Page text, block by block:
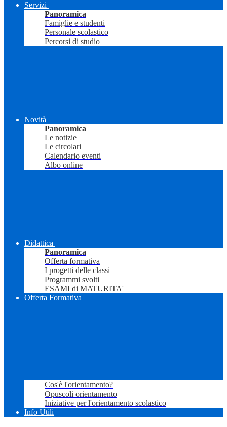
Servizi
Panoramica
Famiglie e studenti
Personale scolastico
Percorsi di studio
Novità
Panoramica
Le notizie
Le circolari
Calendario eventi
Albo online
Didattica
Panoramica
Offerta formativa
I progetti delle classi
Programmi svolti
ESAMI di MATURITA'
Offerta Formativa
Cos'è l'orientamento?
Opuscoli orientamento
Iniziative per l'orientamento scolastico
Info Utili